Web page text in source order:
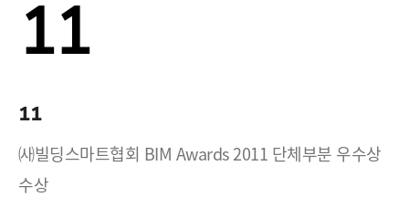
11
11
㈔빌딩스마트협회 BIM Awards 2011 단체부분 우수상
수상